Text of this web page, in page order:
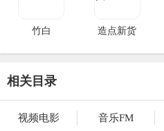
竹白 造点新货
相关目录
视频电影 音乐FM